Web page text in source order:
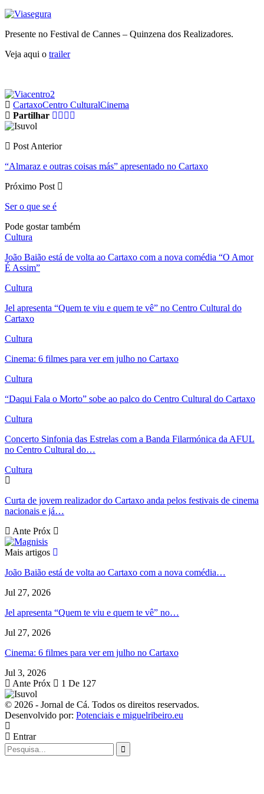
Presente no Festival de Cannes – Quinzena dos Realizadores.
Veja aqui o trailer
CartaxoCentro CulturalCinema
Partilhar
Post Anterior
“Almaraz e outras coisas más” apresentado no Cartaxo
Próximo Post
Ser o que se é
Pode gostar também
Cultura
João Baião está de volta ao Cartaxo com a nova comédia “O Amor
É Assim”
Cultura
Jel apresenta “Quem te viu e quem te vê” no Centro Cultural do
Cartaxo
Cultura
Cinema: 6 filmes para ver em julho no Cartaxo
Cultura
“Daqui Fala o Morto” sobe ao palco do Centro Cultural do Cartaxo
Cultura
Concerto Sinfonia das Estrelas com a Banda Filarmónica da AFUL
no Centro Cultural do…
Cultura
Curta de jovem realizador do Cartaxo anda pelos festivais de cinema
nacionais e já…
Ante Próx
Mais artigos
João Baião está de volta ao Cartaxo com a nova comédia…
Jul 27, 2026
Jel apresenta “Quem te viu e quem te vê” no…
Jul 27, 2026
Cinema: 6 filmes para ver em julho no Cartaxo
Jul 3, 2026
Ante Próx 1 De 127
© 2026 - Jornal de Cá. Todos os direitos reservados.
Desenvolvido por: Potenciais e miguelribeiro.eu
Entrar